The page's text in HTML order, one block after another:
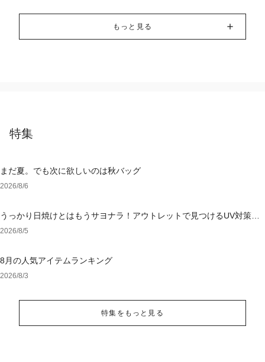
もっと見る
特集
まだ夏。でも次に欲しいのは秋バッグ
2026/8/6
うっかり日焼けとはもうサヨナラ！アウトレットで見つけるUV対策ウ
ェア
2026/8/5
8月の人気アイテムランキング
2026/8/3
特集をもっと見る